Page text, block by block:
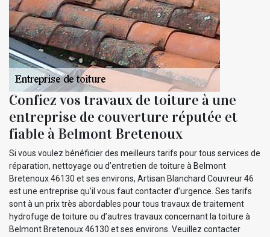
Confiez vos travaux de toiture à une
entreprise de couverture réputée et
fiable à Belmont Bretenoux
Si vous voulez bénéficier des meilleurs tarifs pour tous services de
réparation, nettoyage ou d’entretien de toiture à Belmont
Bretenoux 46130 et ses environs, Artisan Blanchard Couvreur 46
est une entreprise qu’il vous faut contacter d’urgence. Ses tarifs
sont à un prix très abordables pour tous travaux de traitement
hydrofuge de toiture ou d’autres travaux concernant la toiture à
Belmont Bretenoux 46130 et ses environs. Veuillez contacter